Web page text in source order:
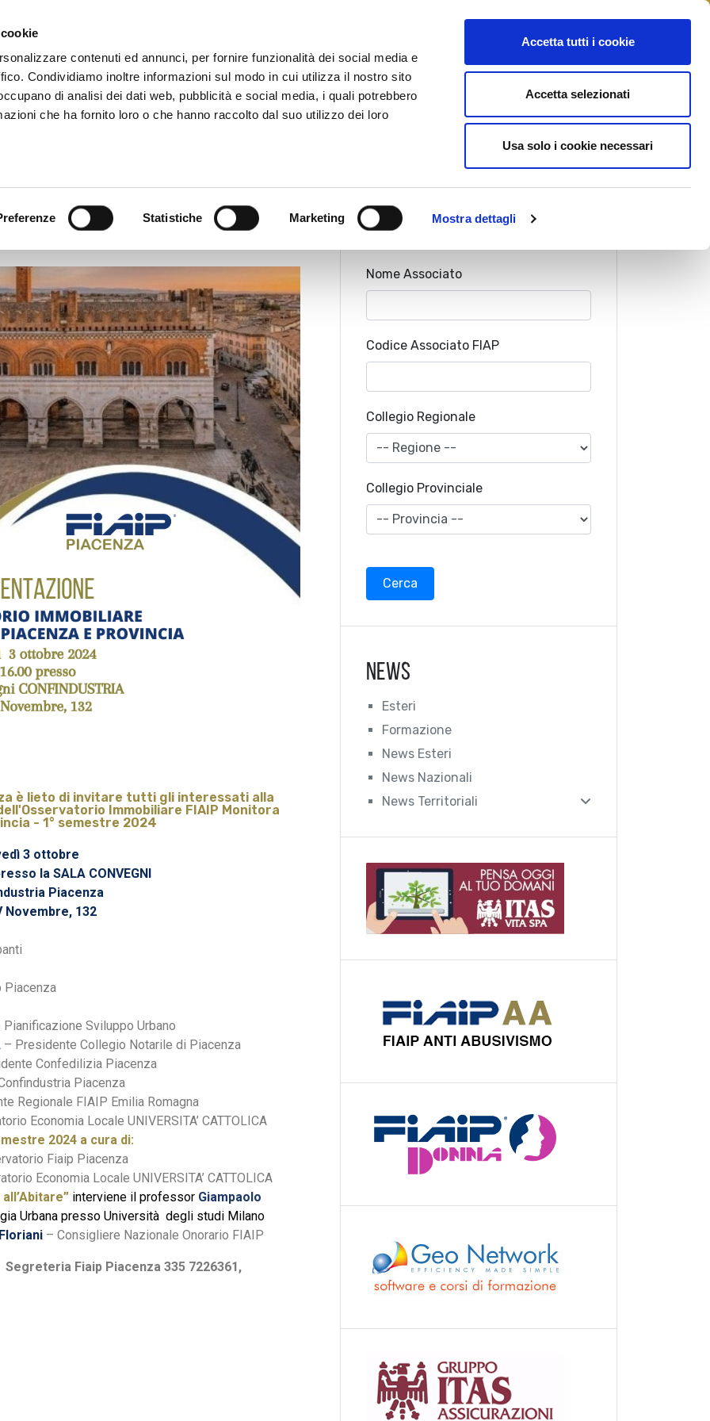
contenuti ed annunci, per fornire funzionalità dei social media e
Condividiamo inoltre informazioni sul modo in cui utilizza il nostro sito
di analisi dei dati web, pubblicità e social media, i quali potrebbero
che ha fornito loro o che hanno raccolto dal suo utilizzo dei loro
Statistiche Marketing Mostra dettagli
Accetta tutti i cookie
Accetta selezionati
Usa solo i cookie necessari
Immobiliari Professionali
News
2024
è lieto di invitare tutti gli interessati alla
Immobiliare FIAIP Monitora
- 1° semestre 2024
3 ottobre
la SALA CONVEGNI
Piacenza
Novembre, 132
Piacenza
Sviluppo Urbano
– Presidente Collegio Notarile di Piacenza
Confedilizia Piacenza
Piacenza
Regionale FIAIP Emilia Romagna
Economia Locale UNIVERSITA’ CATTOLICA
2024 a cura di:
Fiaip Piacenza
Economia Locale UNIVERSITA’ CATTOLICA
interviene il professor Giampaolo
Urbana presso Università degli studi Milano
– Consigliere Nazionale Onorario FIAIP
Fiaip Piacenza 335 7226361,
Cognome Associato
Nome Associato
Codice Associato FIAP
Collegio Regionale
Collegio Provinciale
News
Esteri
Formazione
News Esteri
News Nazionali
News Territoriali